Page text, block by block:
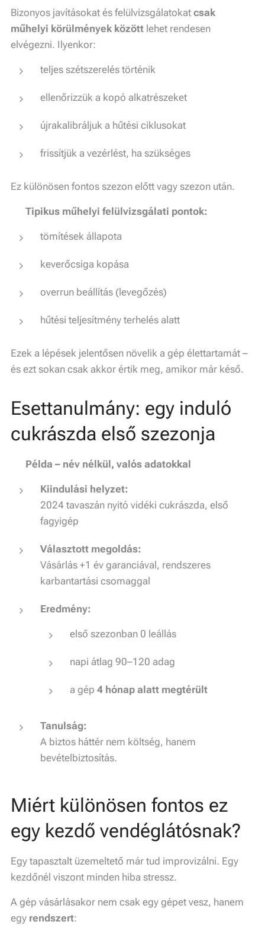
Bizonyos javításokat és felülvizsgálatokat csak
műhelyi körülmények között lehet rendesen
elvégezni. Ilyenkor:
teljes szétszerelés történik
ellenőrizzük a kopó alkatrészeket
újrakalibráljuk a hűtési ciklusokat
frissítjük a vezérlést, ha szükséges
Ez különösen fontos szezon előtt vagy szezon után.
Tipikus műhelyi felülvizsgálati pontok:
tömítések állapota
keverőcsiga kopása
overrun beállítás (levegőzés)
hűtési teljesítmény terhelés alatt
Ezek a lépések jelentősen növelik a gép élettartamát –
és ezt sokan csak akkor értik meg, amikor már késő.
Esettanulmány: egy induló
cukrászda első szezonja
Példa – név nélkül, valós adatokkal
Kiindulási helyzet:
2024 tavaszán nyitó vidéki cukrászda, első
fagyigép
Választott megoldás:
Vásárlás +1 év garanciával, rendszeres
karbantartási csomaggal
Eredmény:
első szezonban 0 leállás
napi átlag 90–120 adag
a gép 4 hónap alatt megtérült
Tanulság:
A biztos háttér nem költség, hanem
bevételbiztosítás.
Miért különösen fontos ez
egy kezdő vendéglátósnak?
Egy tapasztalt üzemeltető már tud improvizálni. Egy
kezdőnél viszont minden hiba stressz.
A gép vásárlásakor nem csak egy gépet vesz, hanem
egy rendszert: